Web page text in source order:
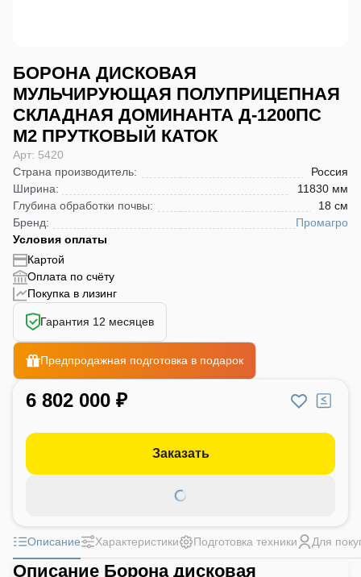
БОРОНА ДИСКОВАЯ
МУЛЬЧИРУЮЩАЯ ПОЛУПРИЦЕПНАЯ
СКЛАДНАЯ ДОМИНАНТА Д-1200ПС
М2 ПРУТКОВЫЙ КАТОК
Арт: 5420
Страна производитель:
Россия
Ширина:
11830 мм
Глубина обработки почвы:
18 см
Бренд:
Промагро
Условия оплаты
Картой
Оплата по счёту
Покупка в лизинг
Гарантия 12 месяцев
Предпродажная подготовка в подарок
6 802 000 ₽
Заказать
Описание Характеристики Подготовка техники Для
Описание Борона дисковая